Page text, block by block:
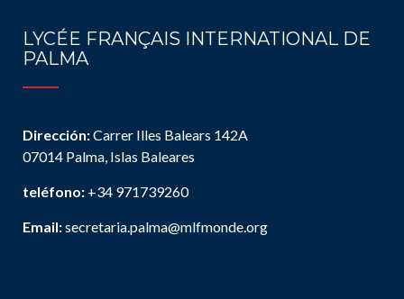
LYCÉE FRANÇAIS INTERNATIONAL DE
PALMA
Dirección:Carrer Illes Balears 142A
07014 Palma, Islas Baleares
teléfono: +34 971739260
Email:secretaria.palma@mlfmonde.org